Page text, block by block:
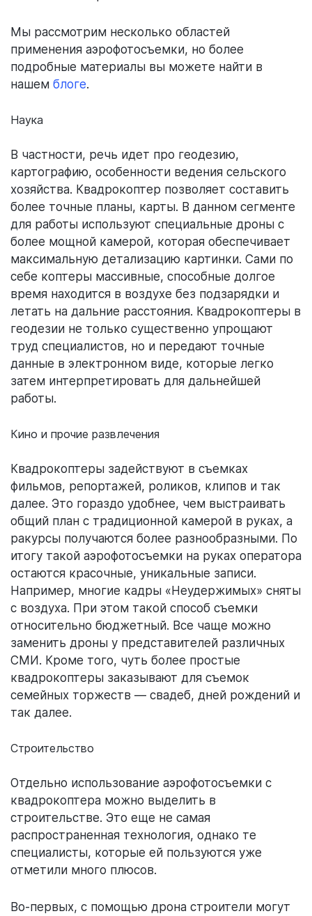
Мы рассмотрим несколько областей
применения аэрофотосъемки, но более
подробные материалы вы можете найти в
нашем блоге.
Наука
В частности, речь идет про геодезию,
картографию, особенности ведения сельского
хозяйства. Квадрокоптер позволяет составить
более точные планы, карты. В данном сегменте
для работы используют специальные дроны с
более мощной камерой, которая обеспечивает
максимальную детализацию картинки. Сами по
себе коптеры массивные, способные долгое
время находится в воздухе без подзарядки и
летать на дальние расстояния. Квадрокоптеры в
геодезии не только существенно упрощают
труд специалистов, но и передают точные
данные в электронном виде, которые легко
затем интерпретировать для дальнейшей
работы.
Кино и прочие развлечения
Квадрокоптеры задействуют в съемках
фильмов, репортажей, роликов, клипов и так
далее. Это гораздо удобнее, чем выстраивать
общий план с традиционной камерой в руках, а
ракурсы получаются более разнообразными. По
итогу такой аэрофотосъемки на руках оператора
остаются красочные, уникальные записи.
Например, многие кадры «Неудержимых» сняты
с воздуха. При этом такой способ съемки
относительно бюджетный. Все чаще можно
заменить дроны у представителей различных
СМИ. Кроме того, чуть более простые
квадрокоптеры заказывают для съемок
семейных торжеств — свадеб, дней рождений и
так далее.
Строительство
Отдельно использование аэрофотосъемки с
квадрокоптера можно выделить в
строительстве. Это еще не самая
распространенная технология, однако те
специалисты, которые ей пользуются уже
отметили много плюсов.
Во-первых, с помощью дрона строители могут